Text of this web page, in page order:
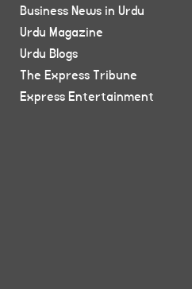
Business News in Urdu
Urdu Magazine
Urdu Blogs
The Express Tribune
Express Entertainment